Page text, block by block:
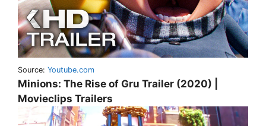
Source: Youtube.com
Minions: The Rise of Gru Trailer (2020) |
Movieclips Trailers